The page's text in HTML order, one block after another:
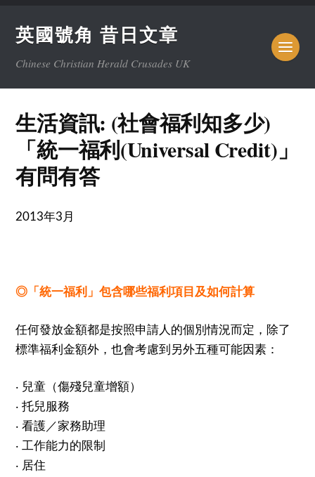
英國號角 昔日文章
Chinese Christian Herald Crusades UK
生活資訊: (社會福利知多少)
「統一福利(Universal Credit)」
有問有答
2013年3 月
◎「統一福利」包含哪些福利項目及如何計算
任何發放金額都是按照申請人的個別情況而定，除了
標準福利金額外，也會考慮到另外五種可能因素：
‧ 兒童（傷殘兒童增額）
‧ 托兒服務
‧ 看護／家務助理
‧ 工作能力的限制
‧ 居住